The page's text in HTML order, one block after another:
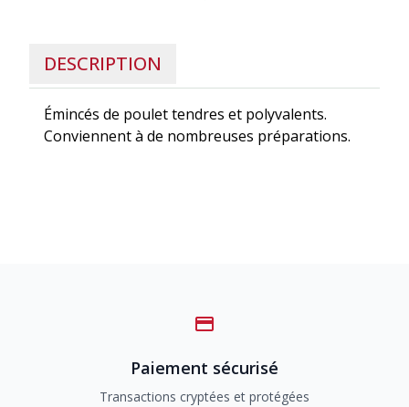
DESCRIPTION
Émincés de poulet tendres et polyvalents.
Conviennent à de nombreuses préparations.
Paiement sécurisé
Transactions cryptées et protégées